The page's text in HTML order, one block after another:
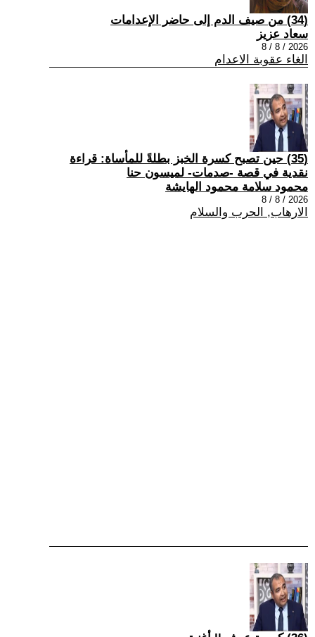
(34) من صيف الدم إلى حاضر الإعدامات
سعاد عزيز
2026 / 8 / 8
الغاء عقوبة الاعدام
(35) حين تصبح كسرة الخبز بطلةً للمأساة: قراءة
نقدية في قصة -صدمات- لميسون حنا
محمود سلامة محمود الهايشة
2026 / 8 / 8
الارهاب, الحرب والسلام